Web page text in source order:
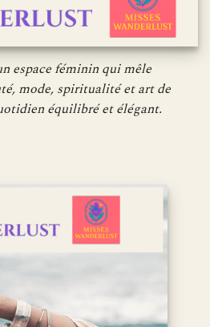
espace féminin qui mêle
mode, spiritualité et art de
équilibré et élégant.